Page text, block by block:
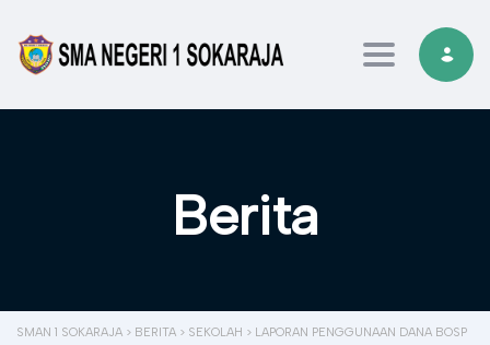
Toggle
Berita
SMAN 1 SOKARAJA > BERITA > SEKOLAH > LAPORAN PENGGUNAAN DANA BOSP